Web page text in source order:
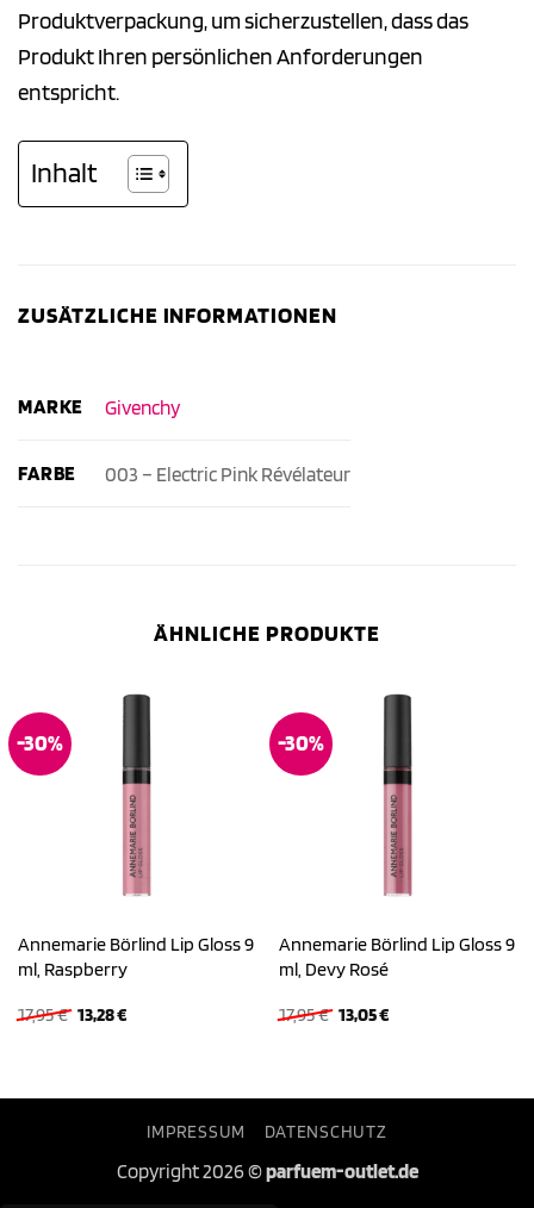
Produktverpackung, um sicherzustellen, dass das
Produkt Ihren persönlichen Anforderungen
entspricht.
Inhalt
ZUSÄTZLICHE INFORMATIONEN
MARKE Givenchy
FARBE 003 – Electric Pink Révélateur
ÄHNLICHE PRODUKTE
-30%
Annemarie Börlind Lip Gloss 9
ml, Raspberry
17,95€ Ursprünglicher
13,28€Aktueller
-30%
Annemarie Börlind Lip Gloss 9
ml, Devy Rosé
17,95€ Ursprünglicher
13,05€Aktueller
IMPRESSUM DATENSCHUTZ
Copyright 2026 ©parfuem-outlet.de